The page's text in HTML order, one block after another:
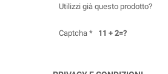
Utilizzi già questo prodotto?
Captcha * 11 + 2=?